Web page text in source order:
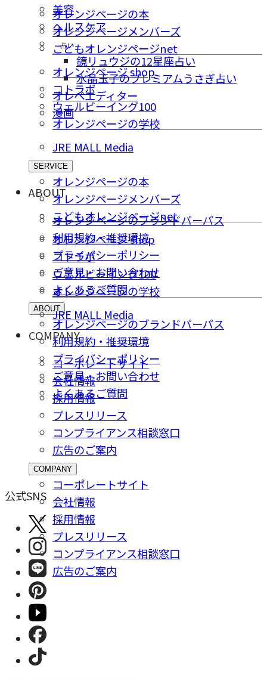
美容
ヘルスケア
占い
鏡リュウジの12星座占い
水晶玉子のプレミアムうさぎ占い
オレペエディター
漫画
オレンジページの本
オレンジページメンバーズ
こどもオレンジページnet
オレンジページ shop
コトラボ
ウェルビーイング100
オレンジページの学校
JRE MALL Media
SERVICE
オレンジページの本
オレンジページメンバーズ
こどもオレンジページnet
オレンジページ shop
コトラボ
ウェルビーイング100
オレンジページの学校
JRE MALL Media
ABOUT
オレンジページのブランドパーパス
利用規約・推奨環境
プライバシーポリシー
ご意⾒・お問い合わせ
よくあるご質問
ABOUT
オレンジページのブランドパーパス
利用規約・推奨環境
プライバシーポリシー
ご意⾒・お問い合わせ
よくあるご質問
COMPANY
コーポレートサイト
会社情報
採⽤情報
プレスリリース
コンプライアンス相談窓⼝
広告のご案内
COMPANY
コーポレートサイト
会社情報
採⽤情報
プレスリリース
コンプライアンス相談窓⼝
広告のご案内
公式SNS